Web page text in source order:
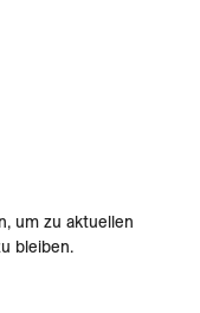
um zu aktuellen
bleiben.